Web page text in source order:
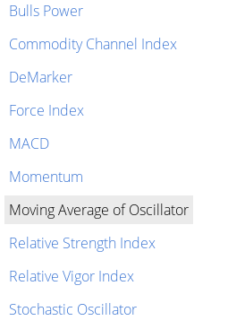
Bulls Power
Commodity Channel Index
DeMarker
Force Index
MACD
Momentum
Moving Average of Oscillator
Relative Strength Index
Relative Vigor Index
Stochastic Oscillator